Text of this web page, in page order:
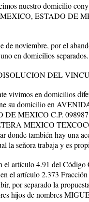
nuestro domicilio
ESTADO DE
de noviembre, por el
en domicilios separados.
DEL
vivimos en domicilios
su domicilio en
MEXICO C.P.
MEXICO
también hay una
la señora trabaja y es
el artículo 4.91 del
el artículo 2.373
por separado la
hijos de nombres